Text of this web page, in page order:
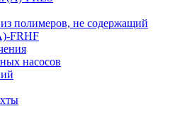
полимеров, не содержащий
FRHF
насосов